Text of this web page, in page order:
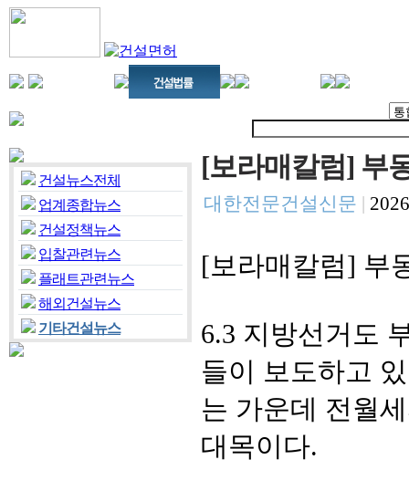
건설뉴스전체
업계종합뉴스
건설정책뉴스
입찰관련뉴스
플래트관련뉴스
해외건설뉴스
기타건설뉴스
[보라매칼럼] 부
대한전문건설신문
[보라매칼럼] 부
6.3 지방선거도
들이 보도하고
는 가운데 전월
대목이다.